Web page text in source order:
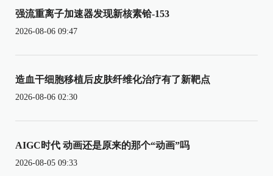
强流重离子加速器发现新核素铪-153
2026-08-06 09:47
造血干细胞移植后皮肤纤维化治疗有了新靶点
2026-08-06 02:30
AIGC时代 动画还是原来的那个“动画”吗
2026-08-05 09:33